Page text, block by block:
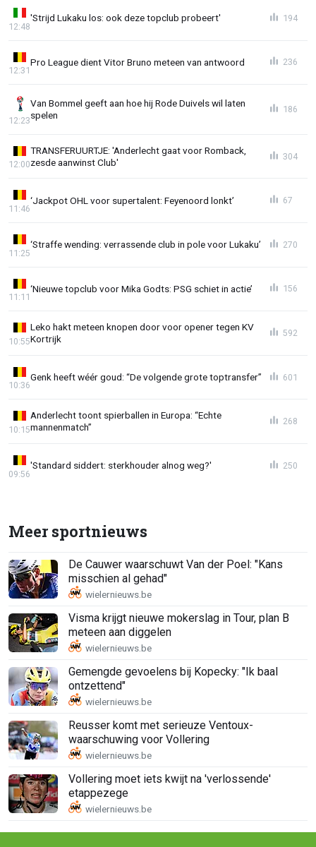
'Strijd Lukaku los: ook deze topclub probeert'
12:48
194
Pro League dient Vitor Bruno meteen van antwoord
12:31
236
Van Bommel geeft aan hoe hij Rode Duivels wil laten
spelen
12:23
186
TRANSFERUURTJE: 'Anderlecht gaat voor Romback,
zesde aanwinst Club'
12:00
304
‘Jackpot OHL voor supertalent: Feyenoord lonkt’
11:46
67
‘Straffe wending: verrassende club in pole voor Lukaku’
11:25
270
‘Nieuwe topclub voor Mika Godts: PSG schiet in actie’
11:11
156
Leko hakt meteen knopen door voor opener tegen KV
Kortrijk
10:55
592
Genk heeft wéér goud: “De volgende grote toptransfer”
10:36
601
Anderlecht toont spierballen in Europa: “Echte
mannenmatch”
10:15
268
'Standard siddert: sterkhouder alnog weg?'
09:56
250
Meer sportnieuws
De Cauwer waarschuwt Van der Poel: "Kans
misschien al gehad"
Visma krijgt nieuwe mokerslag in Tour, plan B
meteen aan diggelen
Gemengde gevoelens bij Kopecky: "Ik baal
ontzettend"
Reusser komt met serieuze Ventoux-
waarschuwing voor Vollering
Vollering moet iets kwijt na 'verlossende'
etappezege